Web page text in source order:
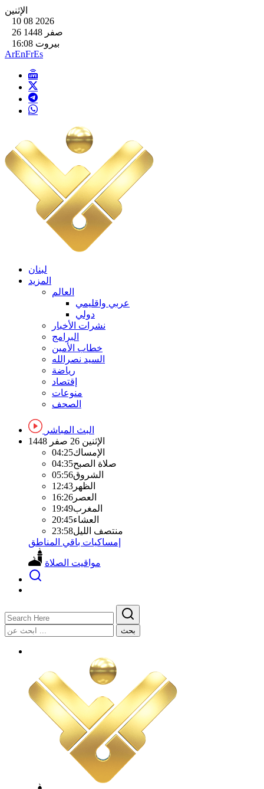
10 08 2026
بيروت 16:08
ArEnFrEs
لبنان
المزيد
العالم
عربي واقليمي
دولي
نشرات الأخبار
البرامج
خطاب الأمين
السيد نصرالله
رياضة
إقتصاد
منوعات
الصحف
البث المباشر
الإثنين 26 صفر 1448
الإمساك04:25
صلاة الصبح04:35
الشروق05:56
الظهر 12:43
العصر 16:26
المغرب19:49
العشاء20:45
منتصف الليل23:58
إمساكيات باقي المناطق
مواقيت الصلاة
بحث